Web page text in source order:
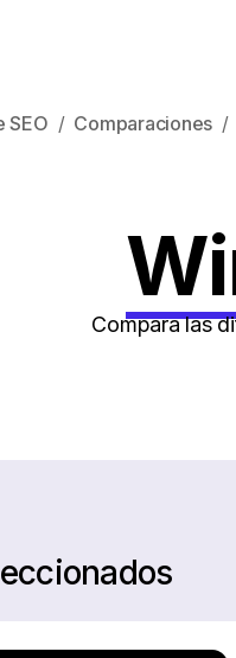
SEO Comparaciones
Compara las